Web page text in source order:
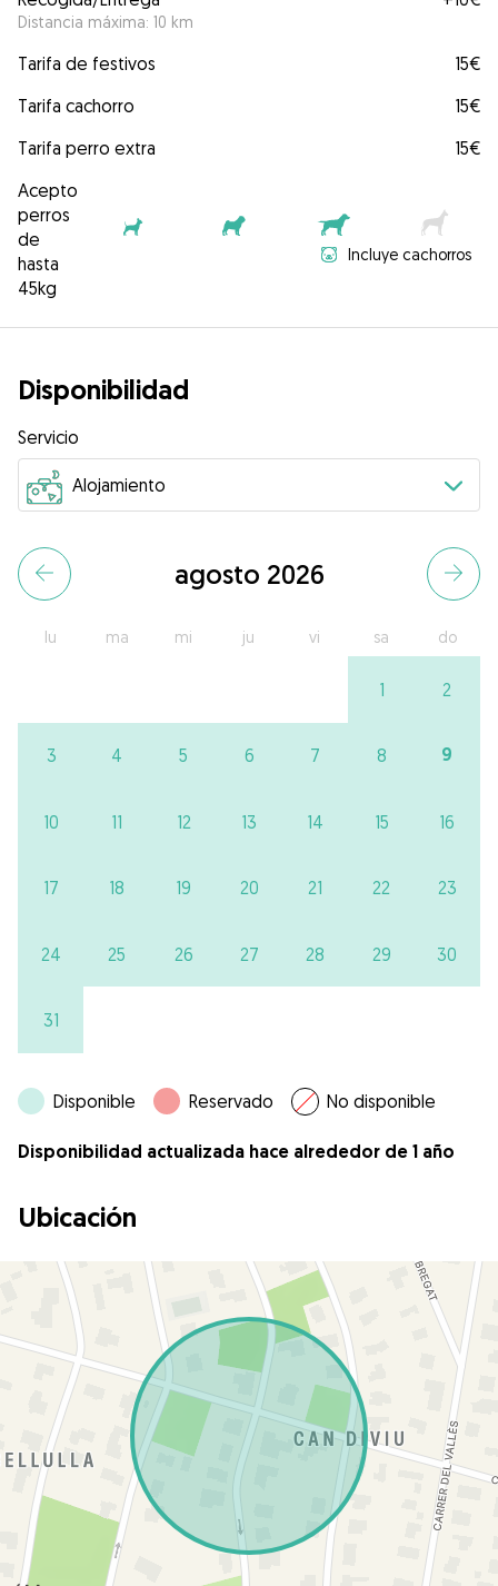
Distancia máxima: 10 km
Tarifa de festivos
15€
Tarifa cachorro
15€
Tarifa perro extra
15€
Acepto
perros
de
hasta
45kg
Incluye cachorros
Disponibilidad
Servicio
agosto 2026
lu ma mi ju vi sa do
1 2
3 4 5 6 7 8 9
10 11 12 13 14 15 16
17 18 19 20 21 22 23
24 25 26 27 28 29 30
31
Disponible Reservado No disponible
Disponibilidad actualizada hace alrededor de 1 año
Ubicación